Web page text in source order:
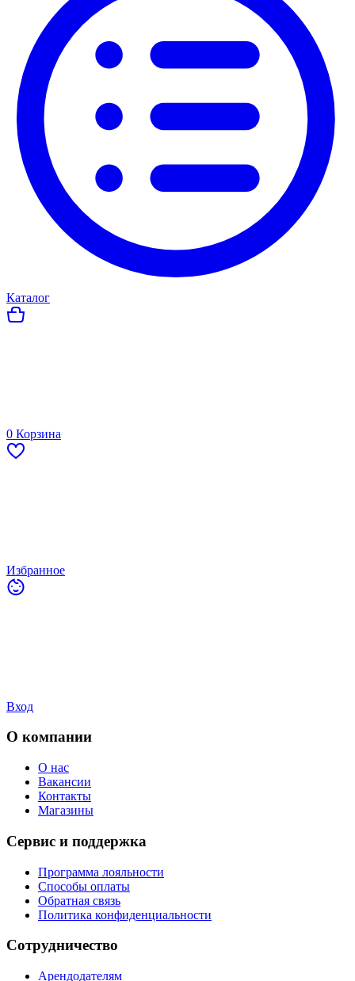
Каталог
0 Корзина
Избранное
Вход
О компании
О нас
Вакансии
Контакты
Магазины
Сервис и поддержка
Программа лояльности
Способы оплаты
Обратная связь
Политика конфиденциальности
Сотрудничество
Арендодателям